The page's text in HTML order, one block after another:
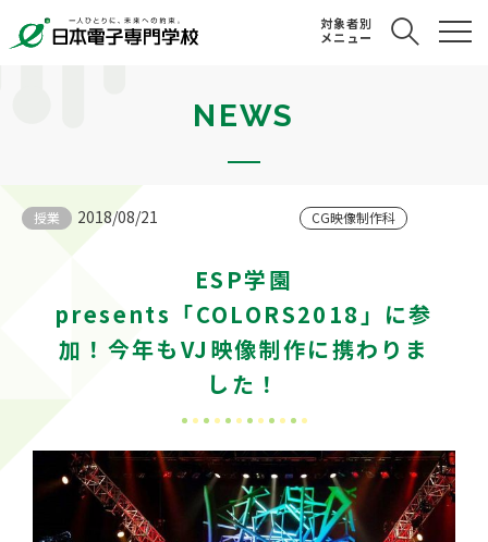
対象者別
メニュー
NEWS
授業 2018/08/21 CG映像制作科
ESP学園
presents「COLORS2018」に参
加！今年もVJ映像制作に携わりま
した！